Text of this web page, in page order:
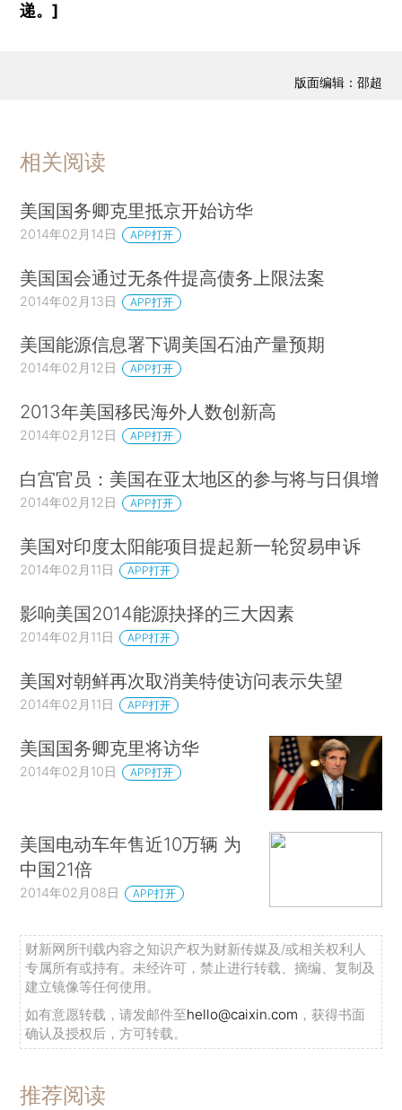
递。]
版面编辑：邵超
相关阅读
美国国务卿克里抵京开始访华
2014年02月14日 APP打开
美国国会通过无条件提高债务上限法案
2014年02月13日 APP打开
美国能源信息署下调美国石油产量预期
2014年02月12日 APP打开
2013年美国移民海外人数创新高
2014年02月12日 APP打开
白宫官员：美国在亚太地区的参与将与日俱增
2014年02月12日 APP打开
美国对印度太阳能项目提起新一轮贸易申诉
2014年02月11日 APP打开
影响美国2014能源抉择的三大因素
2014年02月11日 APP打开
美国对朝鲜再次取消美特使访问表示失望
2014年02月11日 APP打开
美国国务卿克里将访华
2014年02月10日 APP打开
美国电动车年售近10万辆 为
中国21倍
2014年02月08日 APP打开
财新网所刊载内容之知识产权为财新传媒及/或相关权利人
专属所有或持有。未经许可，禁止进行转载、摘编、复制及
建立镜像等任何使用。
如有意愿转载，请发邮件至hello@caixin.com ，获得书面
确认及授权后，方可转载。
推荐阅读